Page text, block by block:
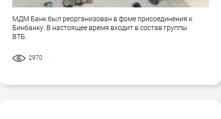
МДМ Банк был реорганизован в фоме присоединения к
Бинбанку. В настоящее время входит в состав группы
ВТБ.
2970